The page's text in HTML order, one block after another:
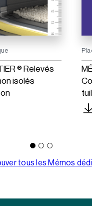
® Relevés
isolés
tous les Mémos